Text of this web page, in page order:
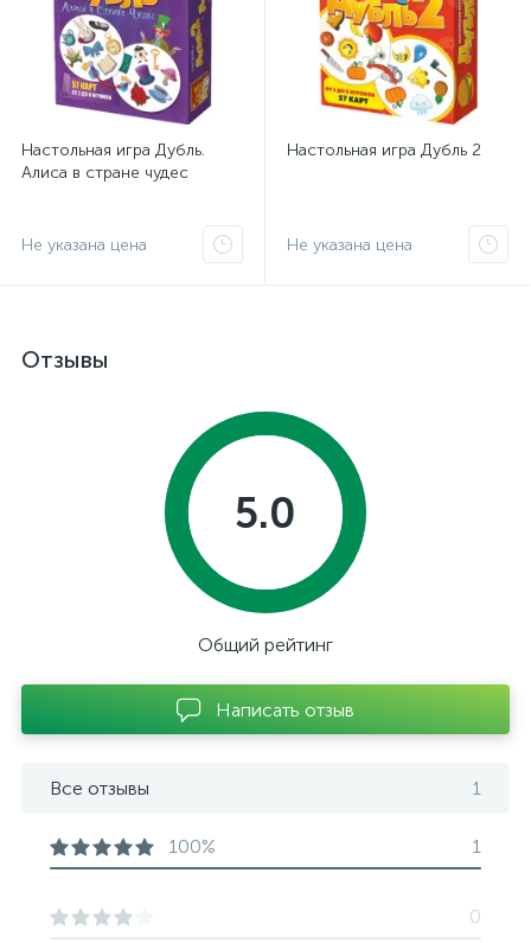
Настольная игра Дубль.
Алиса в стране чудес
Не указана цена
Настольная игра Дубль 2
Не указана цена
Отзывы
5.0
Общий рейтинг
Написать отзыв
Все отзывы 1
100% 1
0